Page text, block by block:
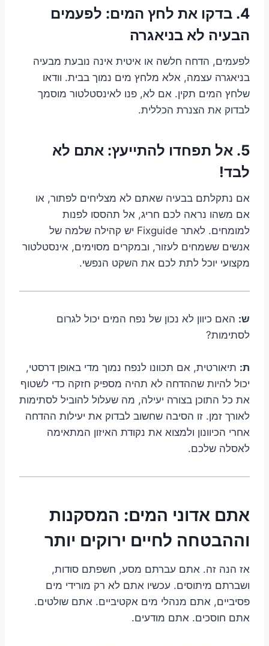
4. בדקו את לחץ המים: לפעמים
הבעיה לא בניאגרה
לפעמים, הדחה חלשה או איטית אינה נובעת מבעיה
בניאגרה עצמה, אלא מלחץ מים נמוך בבית. וודאו
שלחץ המים תקין. אם לא, פנו לאינסטלטור מוסמך
לבדוק את הצנרת הכללית.
5. אל תפחדו להתייעץ: אתם לא
לבד!
אם נתקלתם בבעיה שאתם לא מצליחים לפתור, או
אם משהו נראה לכם חריג, אל תהססו לפנות
למומחים. לאתר Fixguide יש קהילה שלמה של
אנשים ששמחים לעזור, ובמקרים מסוימים, אינסטלטור
מקצועי יוכל לתת לכם את השקט הנפשי.
ש: האם כיוון לא נכון של נפח המים יכול לגרום
לסתימות?
ת: תיאורטית, אם תכוונו לנפח נמוך מדי באופן דרסטי,
יכול להיות שההדחה לא תהיה מספיק חזקה כדי לשטוף
את כל התוכן בצורה יעילה, מה שעלול להוביל לסתימות
לאורך זמן. זו הסיבה שחשוב לבדוק את יעילות ההדחה
אחרי הכיוונון ולמצוא את נקודת האיזון המתאימה
לאסלה שלכם.
אתם אדוני המים: המסקנות
וההבטחה לחיים ירוקים יותר
אז הנה זה. אתם עברתם מסע, חשפתם סודות,
ושברתם מיתוסים. עכשיו אתם לא רק מורידי מים
פסיביים, אתם מנהלי מים אקטיביים. אתם שולטים.
אתם חוסכים. אתם מודעים.